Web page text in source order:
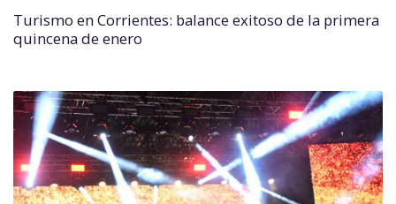
Turismo en Corrientes: balance exitoso de la primera
quincena de enero